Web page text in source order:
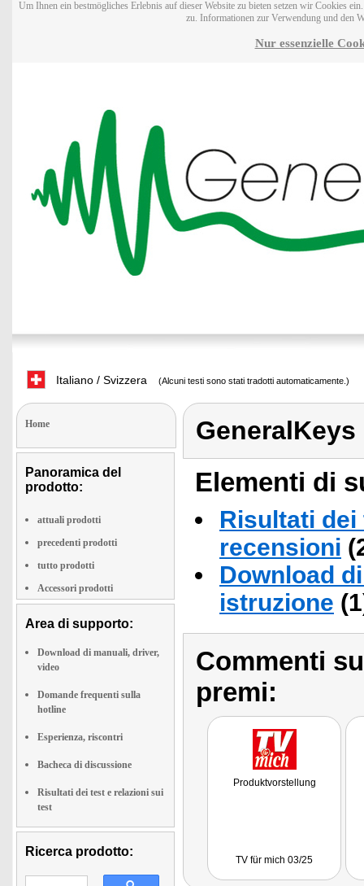
Um Ihnen ein bestmögliches Erlebnis auf dieser Website zu bieten setzen wir Cookies
zu. Informationen zur Verwendung und den
Nur essenzielle
Italiano / Svizzera (Alcuni testi sono stati tradotti automaticamente.)
Home
Panoramica del
prodotto:
attuali prodotti
precedenti prodotti
tutto prodotti
Accessori prodotti
Area di supporto:
Download di manuali, driver,
video
Domande frequenti sulla
hotline
Esperienza, riscontri
Bacheca di discussione
Risultati dei test e relazioni sui
test
Ricerca prodotto:
GeneralKeys
Elementi di
Risultati
recensioni
Download
istruzione
Commenti
premi:
Produktvorstellung
TV für mich 03/25